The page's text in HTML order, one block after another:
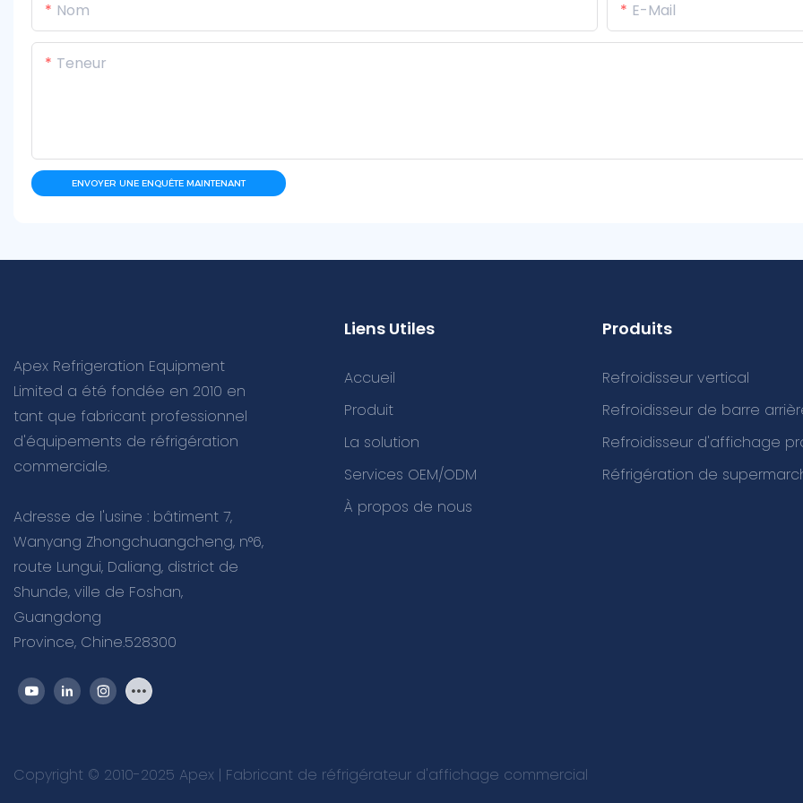
Nom E-Mail
Teneur
ENVOYER UNE ENQUÊTE MAINTENANT
Apex Refrigeration Equipment
Limited a été fondée en 2010 en
tant que fabricant professionnel
d'équipements de réfrigération
commerciale.
Adresse de l'usine : bâtiment 7,
Wanyang Zhongchuangcheng, n°6,
route Lungui, Daliang, district de
Shunde, ville de Foshan,
Guangdong
Province, Chine.528300
Liens Utiles
Accueil
Produit
La solution
Services OEM/ODM
À propos de nous
Produits
Refroidisseur vertical
Refroidisseur de barre
Refroidisseur d'affichage
Réfrigération de
Copyright © 2010-2025 Apex | Fabricant de réfrigérateur d'affichage commercial